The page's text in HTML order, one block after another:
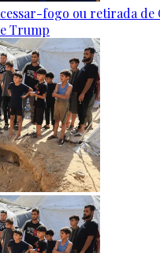
fogo ou retirada de
Trump